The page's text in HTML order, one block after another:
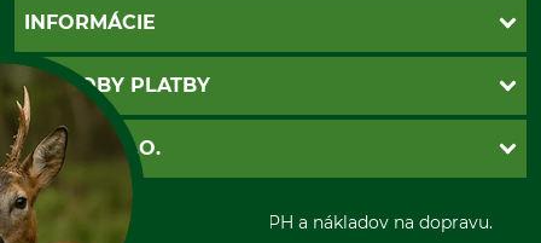
Kontakt
Newsletter
Nastavenia súborov cookie
INFORMÁCIE
Povinné údaje
Obchodné podmienky
Ochrana osobnych udajov
Otváracie hodiny
Zrušenie objednávky
SPÔSOBY PLATBY
Dobierka
Platba vopred
Sepa-inkaso
Osobný odber
GRUBE S.R.O.
O nás
Predajňa*Všetky ceny sú vrátane DPH a nákladov na dopravu.